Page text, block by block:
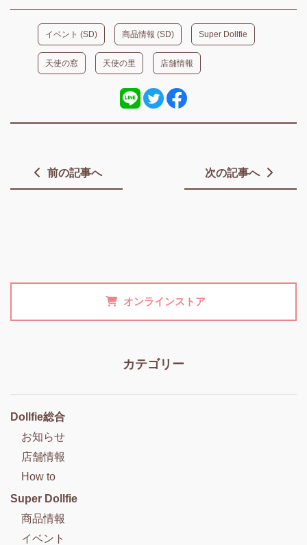
イベント (SD) 商品情報 (SD) Super Dollfie
天使の窓 天使の里 店舗情報
前の記事へ 次の記事へ
オンラインストア
カテゴリー
Dollfie総合
お知らせ
店舗情報
How to
Super Dollfie
商品情報
イベント